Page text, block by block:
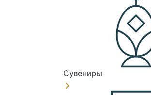
Сувениры